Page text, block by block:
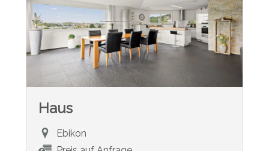
Haus
Ebikon